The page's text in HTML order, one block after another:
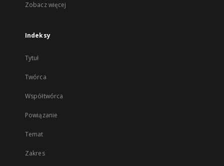
Zobacz więcej
Indeksy
Tytuł
Twórca
Współtwórca
Powiązanie
Temat
Zakres